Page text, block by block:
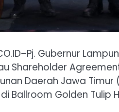
Gubernur
Shareholder
Daerah Jawa
Ballroom Golden Tulip